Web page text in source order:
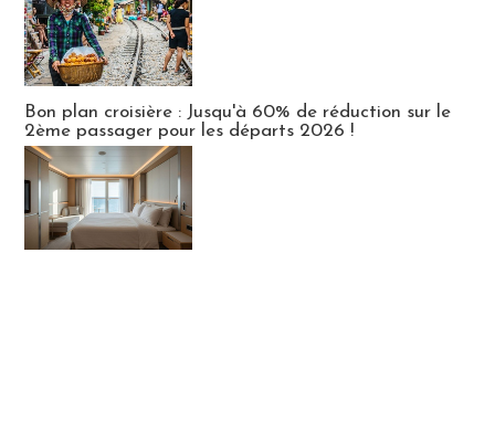
Bon plan croisière : Jusqu'à 60% de réduction sur le
2ème passager pour les départs 2026 !